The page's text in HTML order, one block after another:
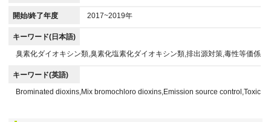
開始/終了年度 2017~2019年
キーワード(日本語)
臭素化ダイオキシン類,臭素化塩素化ダイオキシン類,排出源対策,毒性等価係数
キーワード(英語)
Brominated dioxins,Mix bromochloro dioxins,Emission source control,Toxic